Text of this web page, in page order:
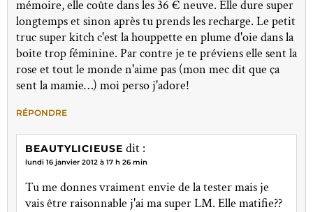
mémoire, elle coûte dans les 36 € neuve. Elle dure super
longtemps et sinon après tu prends les recharge. Le petit
truc super kitch c'est la houppette en plume d'oie dans la
boite trop féminine. Par contre je te préviens elle sent la
rose et tout le monde n'aime pas (mon mec dit que ça
sent la mamie…) moi perso j'adore!
RÉPONDRE
BEAUTYLICIEUSE dit :
lundi 16 janvier 2012 à 17 h 26 min
Tu me donnes vraiment envie de la tester mais je
vais être raisonnable j'ai ma super LM. Elle matifie??